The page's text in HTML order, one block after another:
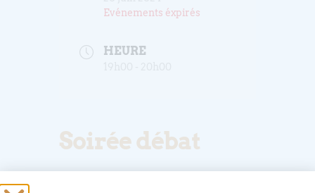
Evénements éxpirés
HEURE
Soirée débat